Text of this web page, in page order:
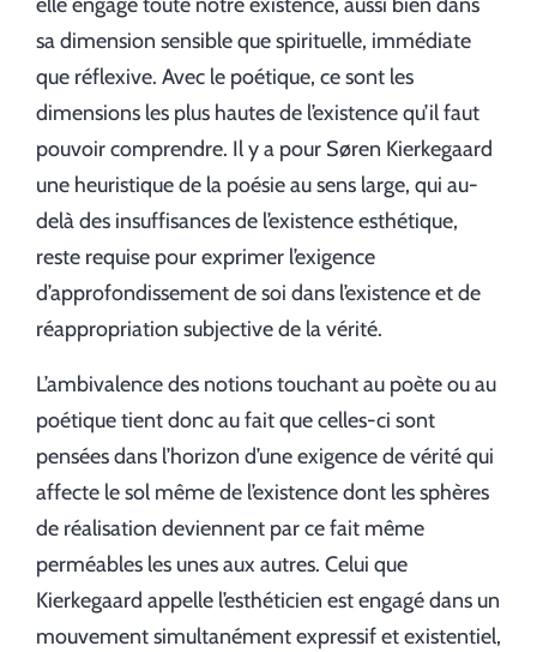
sa dimension sensible que spirituelle, immédiate
que réflexive. Avec le poétique, ce sont les
dimensions les plus hautes de l’existence qu’il faut
pouvoir comprendre. Il y a pour Søren Kierkegaard
une heuristique de la poésie au sens large, qui au-
delà des insuffisances de l’existence esthétique,
reste requise pour exprimer l’exigence
d’approfondissement de soi dans l’existence et de
réappropriation subjective de la vérité.
L’ambivalence des notions touchant au poète ou au
poétique tient donc au fait que celles-ci sont
pensées dans l’horizon d’une exigence de vérité qui
affecte le sol même de l’existence dont les sphères
de réalisation deviennent par ce fait même
perméables les unes aux autres. Celui que
Kierkegaard appelle l’esthéticien est engagé dans un
mouvement simultanément expressif et existentiel,